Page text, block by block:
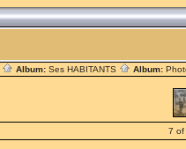
Album: Ses HABITANTS Album:
7 of